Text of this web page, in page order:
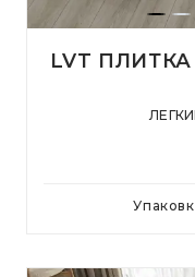
LVT